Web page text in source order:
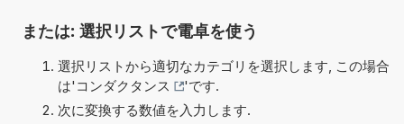
または: 選択リストで電卓を使う
選択リストから適切なカテゴリを選択します, この場合
は' コンダクタンス
'です.
次に変換する数値を入力します.